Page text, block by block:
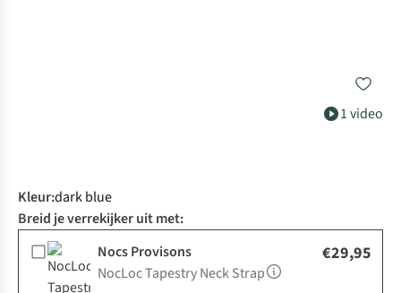
1 video
Kleur:dark blue
Breid je verrekijker uit met:
Nocs Provisons
NocLoc Tapestry Neck Strap
€29,95